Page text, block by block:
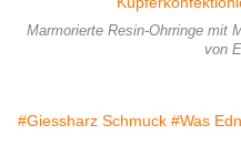
Marmorierte Resin-Ohrringe mit
von
#Giessharz Schmuck #Was